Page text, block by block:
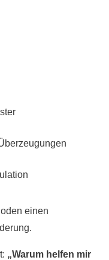
einen
„Warum helfen mir